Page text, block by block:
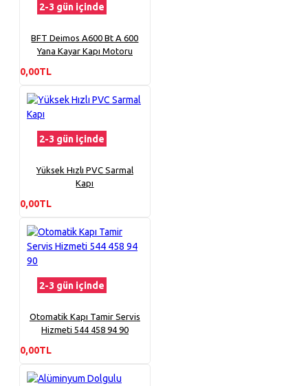
2-3 gün içinde
BFT Deimos A600 Bt A 600
Yana Kayar Kapı Motoru
0,00TL
2-3 gün içinde
Yüksek Hızlı PVC Sarmal
Kapı
0,00TL
2-3 gün içinde
Otomatik Kapı Tamir Servis
Hizmeti 544 458 94 90
0,00TL